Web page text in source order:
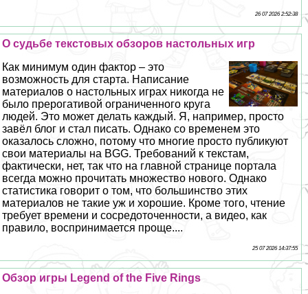
26 07 2026 2:52:38
О судьбе текстовых обзоров настольных игр
Как минимум один фактор – это
возможность для старта. Написание
материалов о настольных играх никогда не
было прерогативой ограниченного круга
людей. Это может делать каждый. Я, например, просто
завёл блог и стал писать. Однако со временем это
оказалось сложно, потому что многие просто публикуют
свои материалы на BGG. Требований к текстам,
фактически, нет, так что на главной странице портала
всегда можно прочитать множество нового. Однако
статистика говорит о том, что большинство этих
материалов не такие уж и хорошие. Кроме того, чтение
требует времени и сосредоточенности, а видео, как
правило, воспринимается проще....
25 07 2026 14:37:55
Обзор игры Legend of the Five Rings